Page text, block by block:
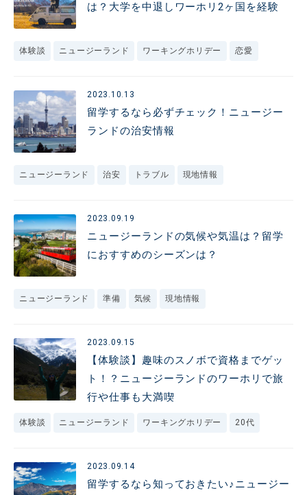
は？大学を中退しワーホリ2ヶ国を経験
体験談 ニュージーランド ワーキングホリデー 恋愛
2023.10.13
留学するなら必ずチェック！ニュージー
ランドの治安情報
ニュージーランド 治安 トラブル 現地情報
2023.09.19
ニュージーランドの気候や気温は？留学
におすすめのシーズンは？
ニュージーランド 準備 気候 現地情報
2023.09.15
【体験談】趣味のスノボで資格までゲッ
ト！？ニュージーランドのワーホリで旅
行や仕事も大満喫
体験談 ニュージーランド ワーキングホリデー 20代
2023.09.14
留学するなら知っておきたい♪ニュージー